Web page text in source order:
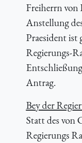
Freiherrn von
Anstellung
Praesident ist
Regierungs-
Antrag.
Bey der
Statt des von
Regierungs